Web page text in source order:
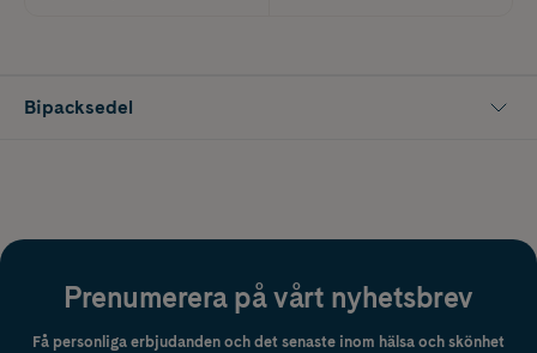
Bipacksedel
Prenumerera på vårt nyhetsbrev
Få personliga erbjudanden och det senaste inom hälsa och skönhet